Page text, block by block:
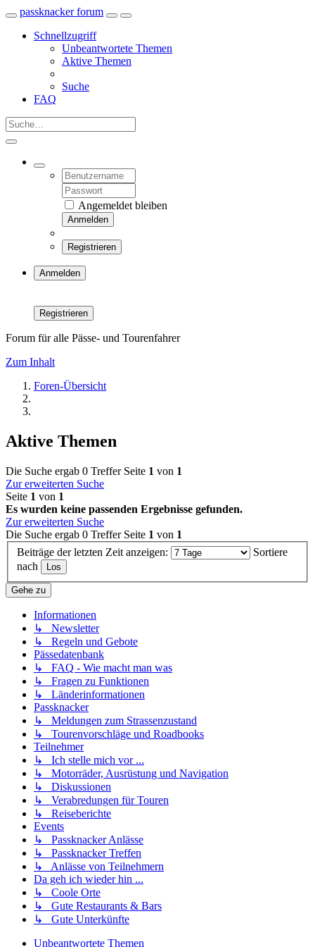
passknacker forum
Schnellzugriff
Unbeantwortete Themen
Aktive Themen
Suche
FAQ
Angemeldet bleiben
Anmelden
Registrieren
Anmelden
Registrieren
Forum für alle Pässe- und Tourenfahrer
Zum Inhalt
Foren-Übersicht
Aktive Themen
Die Suche ergab 0 Treffer Seite 1 von 1
Zur erweiterten Suche
Seite 1 von 1
Es wurden keine passenden Ergebnisse gefunden.
Zur erweiterten Suche
Die Suche ergab 0 Treffer Seite 1 von 1
Beiträge der letzten Zeit anzeigen:
Sortiere
nach
Gehe zu
Informationen
↳ Newsletter
↳ Regeln und Gebote
Pässedatenbank
↳ FAQ - Wie macht man was
↳ Fragen zu Funktionen
↳ Länderinformationen
Passknacker
↳ Meldungen zum Strassenzustand
↳ Tourenvorschläge und Roadbooks
Teilnehmer
↳ Ich stelle mich vor ...
↳ Motorräder, Ausrüstung und Navigation
↳ Diskussionen
↳ Verabredungen für Touren
↳ Reiseberichte
Events
↳ Passknacker Anlässe
↳ Passknacker Treffen
↳ Anlässe von Teilnehmern
Da geh ich wieder hin ...
↳ Coole Orte
↳ Gute Restaurants & Bars
↳ Gute Unterkünfte
Unbeantwortete Themen